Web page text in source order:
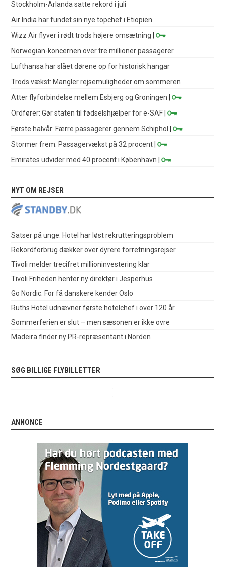
Stockholm-Arlanda satte rekord i juli
Air India har fundet sin nye topchef i Etiopien
Wizz Air flyver i rødt trods højere omsætning |
Norwegian-koncernen over tre millioner passagerer
Lufthansa har slået dørene op for historisk hangar
Trods vækst: Mangler rejsemuligheder om sommeren
Atter flyforbindelse mellem Esbjerg og Groningen |
Ordfører: Gør staten til fødselshjælper for e-SAF |
Første halvår: Færre passagerer gennem Schiphol
|
Stormer frem: Passagervækst på 32 procent |
Emirates udvider med 40 procent i København |
NYT OM REJSER
Satser på unge: Hotel har løst rekrutteringsproblem
Rekordforbrug dækker over dyrere forretningsrejser
Tivoli melder trecifret millioninvestering klar
Tivoli Friheden henter ny direktør i Jesperhus
Go Nordic: For få danskere kender Oslo
Ruths Hotel udnævner første hotelchef i over 120 år
Sommerferien er slut – men sæsonen er ikke ovre
Madeira finder ny PR-repræsentant i Norden
SØG BILLIGE FLYBILLETTER
ANNONCE